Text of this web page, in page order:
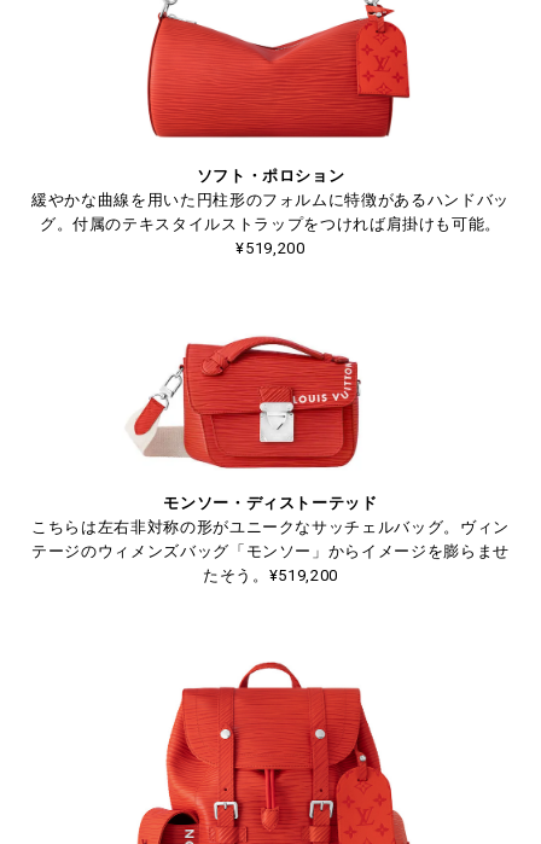
ソフト・ポロション
緩やかな曲線を用いた円柱形のフォルムに特徴があるハンドバッ
グ。付属のテキスタイルストラップをつければ肩掛けも可能。
¥519,200
モンソー・ディストーテッド
こちらは左右非対称の形がユニークなサッチェルバッグ。ヴィン
テージのウィメンズバッグ「モンソー」からイメージを膨らませ
たそう。¥519,200